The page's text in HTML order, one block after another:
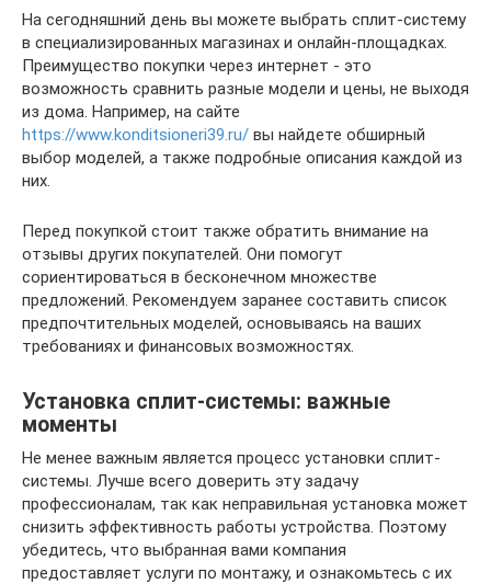
На сегодняшний день вы можете выбрать сплит-систему
в специализированных магазинах и онлайн-площадках.
Преимущество покупки через интернет - это
возможность сравнить разные модели и цены, не выходя
из дома. Например, на сайте
https://www.konditsioneri39.ru/ вы найдете обширный
выбор моделей, а также подробные описания каждой из
них.
Перед покупкой стоит также обратить внимание на
отзывы других покупателей. Они помогут
сориентироваться в бесконечном множестве
предложений. Рекомендуем заранее составить список
предпочтительных моделей, основываясь на ваших
требованиях и финансовых возможностях.
Установка сплит-системы: важные
моменты
Не менее важным является процесс установки сплит-
системы. Лучше всего доверить эту задачу
профессионалам, так как неправильная установка может
снизить эффективность работы устройства. Поэтому
убедитесь, что выбранная вами компания
предоставляет услуги по монтажу, и ознакомьтесь с их